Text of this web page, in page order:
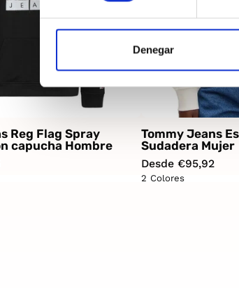
Denegar
Reg Flag Spray
capucha Hombre
Tommy Jeans
Sudadera Mujer
Desde €95,92
2 Colores